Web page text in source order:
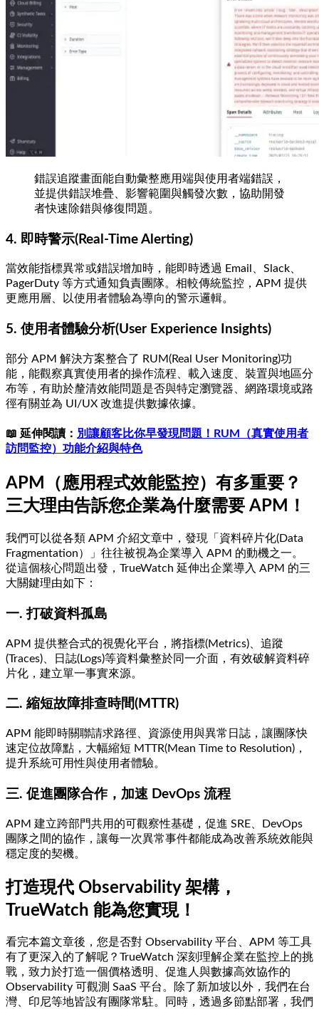
錯誤追蹤畫面能自動彙整應用端與使用者端錯誤，
並提供錯誤堆疊、影響範圍與觸發次數，協助開發
者快速除錯與修復問題。
4. 即時警示(Real-Time Alerting)
當效能指標異常或錯誤增加時，能即時透過 Email、Slack、
PagerDuty 等方式通知負責團隊。相較傳統監控，APM 提供
更應用層、以使用者體驗為導向的警示邏輯。
5. 使用者體驗分析(User Experience Insights)
部分 APM 解決方案整合了 RUM(Real User Monitoring)功
能，能觀察真實使用者的操作流程、載入速度、裝置與地區分
布等，有助於釐清效能問題是否與特定瀏覽器、網路環境或路
徑有關並為 UI/UX 改進提供數據依據。
📖 延伸閱讀： 別讓顧客比你早發現問題！RUM（真實使用者
訪問監控）功能介紹與特色
APM（應用程式效能監控）有多重要？
三大理由告訴您企業為什麼需要 APM！
我們可以從各類 APM 介紹文章中，發現「資料碎片化(Data
Fragmentation）」往往被視為企業導入 APM 的動機之一。
從這個核心問題出發，TrueWatch 延伸出企業導入 APM 的三
大關鍵理由如下：
一. 打破資料孤島
APM 提供整合式的視覺化平台，將指標(Metrics)、追蹤
(Traces)、日誌(Logs)等資料彙整於同一介面，有效破解資料碎
片化，建立單一事實來源。
二. 縮短故障排查時間(MTTR)
APM 能即時關聯請求路徑、資源使用與異常日誌，讓團隊快
速定位故障點，大幅縮短 MTTR(Mean Time to Resolution)，
提升系統可用性與使用者體驗。
三. 促進團隊合作，加速 DevOps 流程
APM 建立跨部門共用的可觀察性基礎，促進 SRE、DevOps
團隊之間的協作，讓每一次異常事件都能成為改善系統效能與
穩定度的契機。
打造現代 Observability 架構，
TrueWatch 能為您實現！
看完本篇文章後，您是否對 Observability 平台、APM 等工具
有了更深入的了解呢？TrueWatch 深刻理解企業在監控上的挑
戰，致力於打造一個價格透明、促進人與數據高效協作的
Observability 可觀測 SaaS 平台。除了新加坡以外，我們在台
灣、印尼等地皆設有團隊常駐。同時，透過多節點部署，我們